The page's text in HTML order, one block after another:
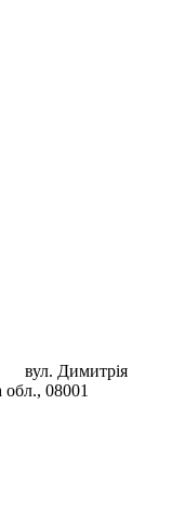
вул. Димитрія
обл., 08001